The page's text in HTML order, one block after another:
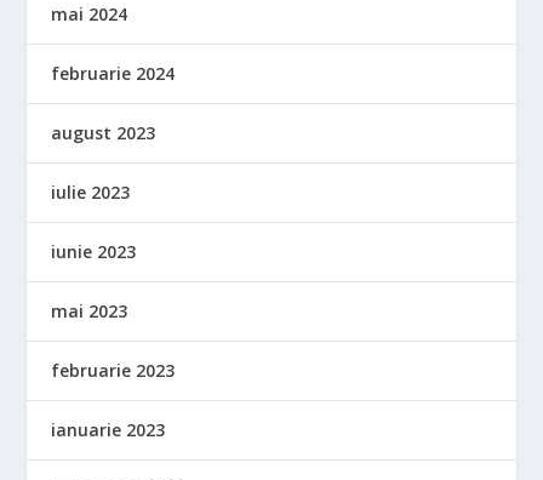
mai 2024
februarie 2024
august 2023
iulie 2023
iunie 2023
mai 2023
februarie 2023
ianuarie 2023